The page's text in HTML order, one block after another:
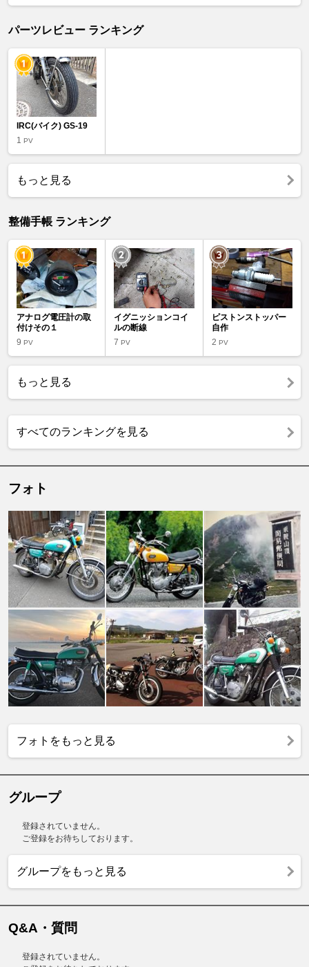
パーツレビュー ランキング
IRC(バイク) GS-19
1 PV
もっと見る
整備手帳 ランキング
アナログ電圧計の取
付けその１
9 PV
イグニッションコイ
ルの断線
7PV
ピストンストッパー
自作
2 PV
もっと見る
すべてのランキングを見る
フォト
フォトをもっと見る
グループ
登録されていません。
ご登録をお待ちしております。
グループをもっと見る
Q&A・質問
登録されていません。